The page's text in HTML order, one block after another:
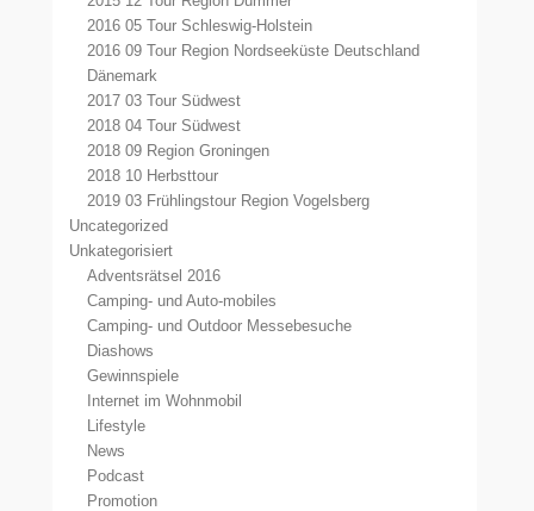
2016 05 Tour Schleswig-Holstein
2016 09 Tour Region Nordseeküste Deutschland
Dänemark
2017 03 Tour Südwest
2018 04 Tour Südwest
2018 09 Region Groningen
2018 10 Herbsttour
2019 03 Frühlingstour Region Vogelsberg
Uncategorized
Unkategorisiert
Adventsrätsel 2016
Camping- und Auto-mobiles
Camping- und Outdoor Messebesuche
Diashows
Gewinnspiele
Internet im Wohnmobil
Lifestyle
News
Podcast
Promotion